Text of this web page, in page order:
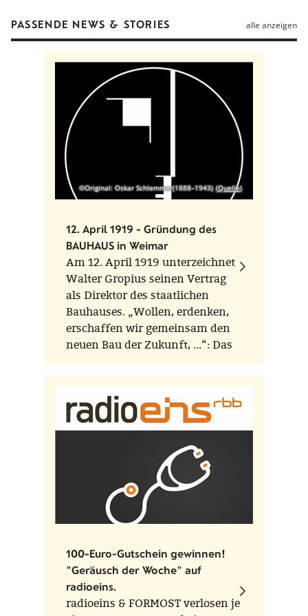
PASSENDE NEWS & STORIES alle anzeigen
©Original: Oskar Schlemmer(1888–1943) Quelle
12. April 1919 - Gründung des
BAUHAUS in Weimar
Am 12. April 1919 unterzeichnet
Walter Gropius seinen Vertrag
als Direktor des staatlichen
Bauhauses. „Wollen, erdenken,
erschaffen wir gemeinsam den
neuen Bau der Zukunft, ...“: Das
Gründungsmanifest von Walter
Gropius ist mehr noch als von
einer baulichen oder
handwerklichen von einer
erzieherischen Vision geprägt.
100-Euro-Gutschein gewinnen!
"Geräusch der Woche" auf
radioeins.
radioeins & FORMOST verlosen je